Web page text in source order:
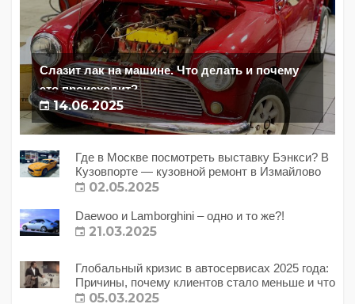
Слазит лак на машине. Что делать и почему
это происходит?
14.06.2025
Где в Москве посмотреть выставку Бэнкси? В
Кузовпорте — кузовной ремонт в Измайлово
02.05.2025
Daewoo и Lamborghini – одно и то же?!
21.03.2025
Глобальный кризис в автосервисах 2025 года:
Причины, почему клиентов стало меньше и что
с этим делать?
05.03.2025